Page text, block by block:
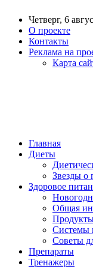
Четверг, 6
О проекте
Контакты
Реклама на
Карта
Главная
Диеты
Звезды о
Здоровое
Общая
Системы
Советы
Препараты
Тренажеры